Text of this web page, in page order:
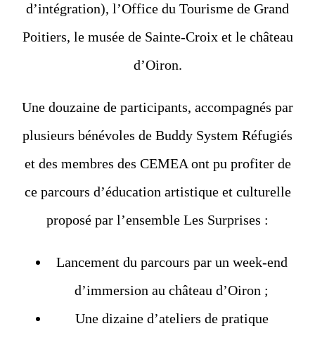
d’intégration), l’Office du Tourisme de Grand
Poitiers, le musée de Sainte-Croix et le château
d’Oiron.
Une douzaine de participants, accompagnés par
plusieurs bénévoles de Buddy System Réfugiés
et des membres des CEMEA ont pu profiter de
ce parcours d’éducation artistique et culturelle
proposé par l’ensemble Les Surprises :
Lancement du parcours par un week-end
d’immersion au château d’Oiron ;
Une dizaine d’ateliers de pratique